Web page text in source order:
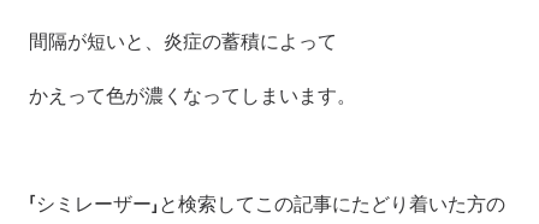
間隔が短いと、炎症の蓄積によって
かえって色が濃くなってしまいます。
「シミレーザー」と検索してこの記事にたどり着いた方の